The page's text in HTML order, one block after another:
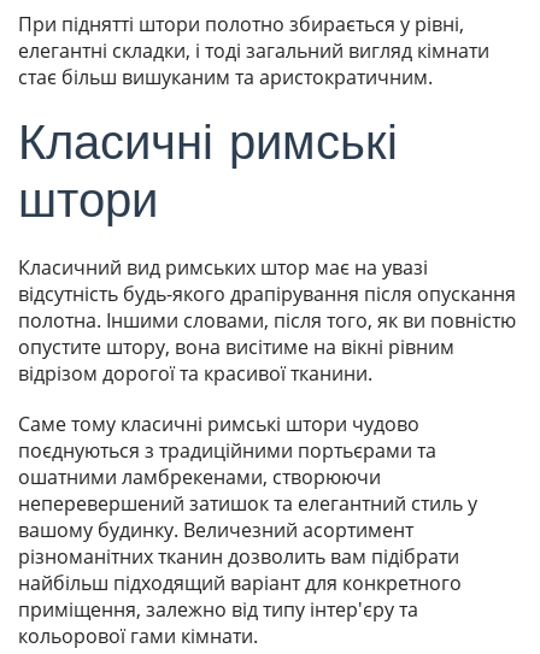
При піднятті штори полотно збирається у рівні,
елегантні складки, і тоді загальний вигляд кімнати
стає більш вишуканим та аристократичним.
Класичні римські
штори
Класичний вид римських штор має на увазі
відсутність будь-якого драпірування після опускання
полотна. Іншими словами, після того, як ви повністю
опустите штору, вона висітиме на вікні рівним
відрізом дорогої та красивої тканини.
Саме тому класичні римські штори чудово
поєднуються з традиційними портьєрами та
ошатними ламбрекенами, створюючи
неперевершений затишок та елегантний стиль у
вашому будинку. Величезний асортимент
різноманітних тканин дозволить вам підібрати
найбільш підходящий варіант для конкретного
приміщення, залежно від типу інтер'єру та
кольорової гами кімнати.